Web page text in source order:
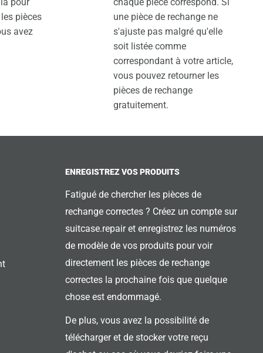
pour
pièces
avez
chaque pièce correspond. Si
une pièce de rechange ne
s'ajuste pas malgré qu'elle
soit listée comme
correspondant à votre article,
vous pouvez retourner les
pièces de rechange
gratuitement.
ENREGISTREZ VOS PRODUITS
Fatigué de chercher les pièces de
rechange correctes ? Créez un compte sur
suitcase.repair et enregistrez les numéros
de modèle de vos produits pour voir
directement les pièces de rechange
correctes la prochaine fois que quelque
chose est endommagé.
De plus, vous avez la possibilité de
télécharger et de stocker votre reçu